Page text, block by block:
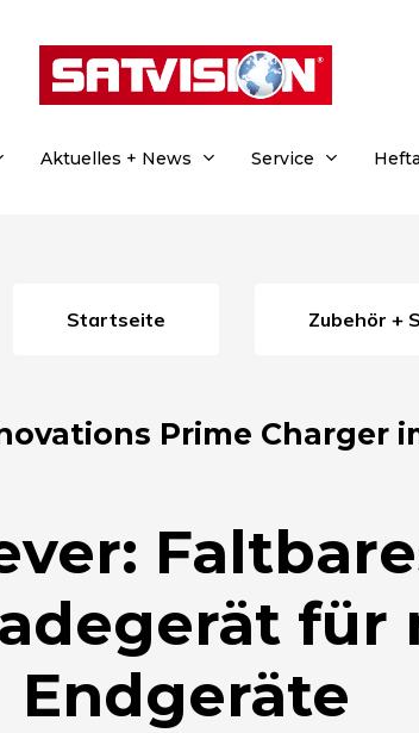
Aktuelles + News Service
Startseite Zubehör +
Prime Charger
für
Endgeräte